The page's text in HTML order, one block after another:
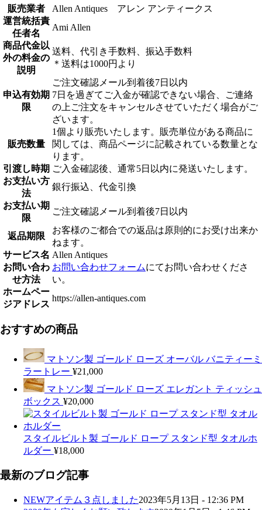
販売業者
Allen Antiques アレン アンティークス
運営統括責
任者名
Ami Allen
商品代金以
外の料金の
説明
送料、代引き手数料、振込手数料
＊送料は1000円より
申込有効期
限
ご注文確認メール到着後7日以内
7日を過ぎてご入金が確認できない場合、ご連絡
の上ご注文をキャンセルさせていただく場合がご
ざいます。
販売数量
1個より販売いたします。販売単位がある商品に
関しては、商品ページに記載されている数量とな
ります。
引渡し時期 ご入金確認後、通常5日以内に発送いたします。
お支払い方
法
銀行振込、代金引換
お支払い期
限
ご注文確認メール到着後7日以内
返品期限
お客様のご都合での返品は原則的にお受け出来か
ねます。
サービス名 Allen Antiques
お問い合わ
せ方法
お問い合わせフォームにてお問い合わせくださ
い。
ホームペー
ジアドレス
https://allen-antiques.com
おすすめの商品
マトソン製 ゴールド ローズ オーバル バニティーミ
ラートレー ¥21,000
マトソン製 ゴールド ローズ エレガント ティッシュ
ボックス ¥20,000
スタイルビルト製 ゴールド ロープ スタンド型 タオルホ
ルダー ¥18,000
最新のブログ記事
NEWアイテム３点しました2023年5月13日 - 12:36 PM